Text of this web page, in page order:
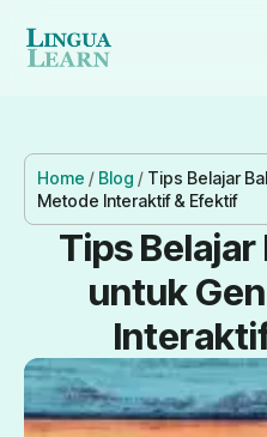
Home / Blog / Tips Belajar
Metode Interaktif & Efektif
Tips Belajar
untuk